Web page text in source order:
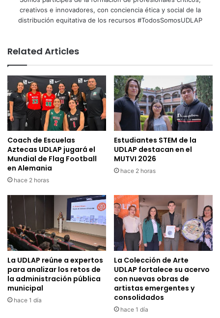
creativos e innovadores, con conciencia ética y social de la
distribución equitativa de los recursos #TodosSomosUDLAP
Related Articles
Coach de Escuelas
Aztecas UDLAP jugará el
Mundial de Flag Football
en Alemania
hace 2 horas
Estudiantes STEM de la
UDLAP destacan en el
MUTVI 2026
hace 2 horas
La UDLAP reúne a expertos
para analizar los retos de
la administración pública
municipal
hace 1 día
La Colección de Arte
UDLAP fortalece su acervo
con nuevas obras de
artistas emergentes y
consolidados
hace 1 día